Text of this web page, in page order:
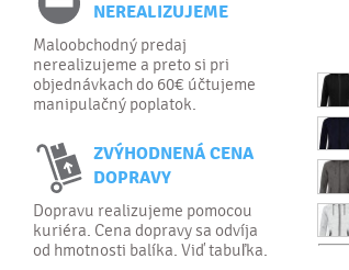
NEREALIZUJEME
Maloobchodný predaj
nerealizujeme a preto si pri
objednávkach do 60€ účtujeme
manipulačný poplatok.
ZVÝHODNENÁ CENA
DOPRAVY
Dopravu realizujeme pomocou
kuriéra. Cena dopravy sa odvíja
od hmotnosti balíka. Viď tabuľka.